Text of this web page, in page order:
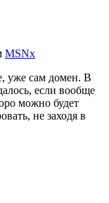
MSNx
уже сам домен. В
если вообще
можно будет
не заходя в